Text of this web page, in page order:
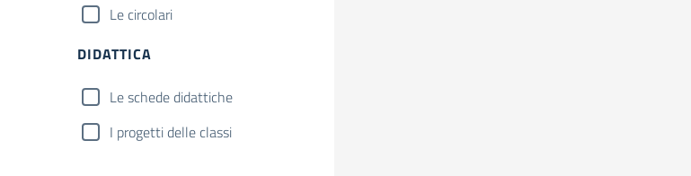
Le circolari
DIDATTICA
Le schede didattiche
I progetti delle classi